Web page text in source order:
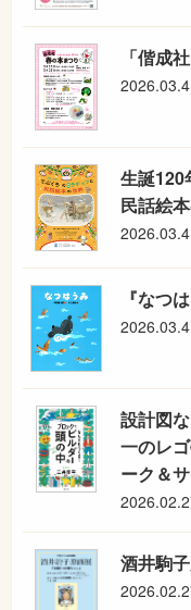
「偕成
2026.03.4
生誕120
民話絵
2026.03.4
『なつ
2026.03.4
設計図
一のレ
ーク＆
酒井駒